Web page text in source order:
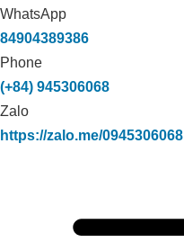
WhatsApp
84904389386
Phone
(+84) 945306068
Zalo
https://zalo.me/0945306068